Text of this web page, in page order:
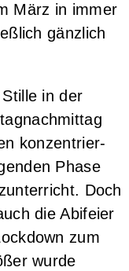
März in immer
gänz­lich
in der
kon­zen­trier­
Pha­se
Doch
die Abi­fei­er
zum
wur­de